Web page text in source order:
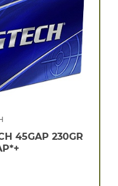
45GAP 230GR